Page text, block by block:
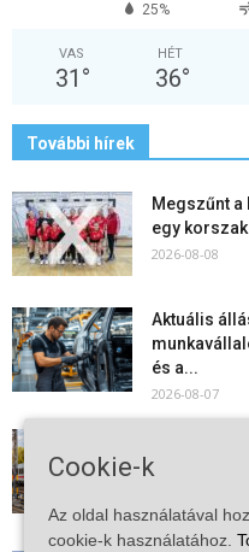
25%
VAS
31 °
HÉT
36°
További hírek
Megszűnt
egy
2026-08-08
Aktuális
és a...
2026-08-07
Vitézy
2026-08-06
Cookie-k
Az oldal használatával
cookie-k használatához.